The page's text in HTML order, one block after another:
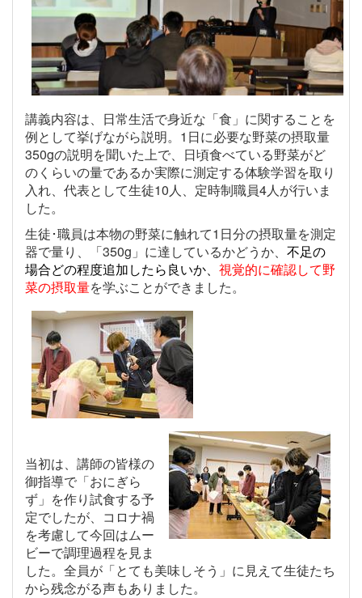
講義内容は、日常生活で身近な「食」に関することを
例として挙げながら説明。 1日に必要な野菜の摂取量
350gの説明を聞いた上で、日頃食べている野菜がど
のくらいの量であるか実際に測定する体験学習を取り
入れ、代表として生徒10人、定時制職員4人が行いま
した。
生徒･職員は本物の野菜に触れて1日分の摂取量を測定
器で量り、「350g」に達しているかどうか、 不足の
場合どの程度追加したら良いか、 視覚的に確認して野
菜の摂取量を学ぶことができました。
当初は、講師の皆様の
御指導で「おにぎら
ず」を作り試食する予
定でしたが、コロナ禍
を考慮して今回はムー
ビーで調理過程を見ま
した。全員が「とても美味しそう」に見えて生徒たち
から残念がる声もありました。